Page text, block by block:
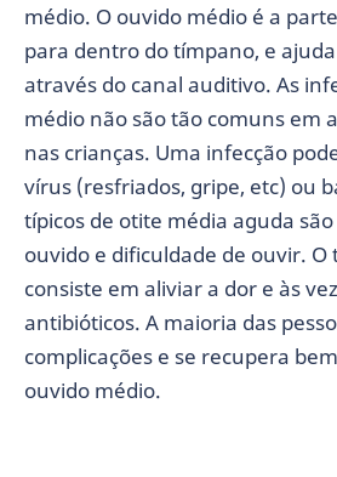
médio. O ouvido médio é a
para dentro do tímpano, e
através do canal auditivo. As
médio não são tão comuns em
nas crianças. Uma infecção
vírus (resfriados, gripe, etc) ou
típicos de otite média aguda
ouvido e dificuldade de ouvir.
consiste em aliviar a dor e às
antibióticos. A maioria das
complicações e se recupera
ouvido médio.